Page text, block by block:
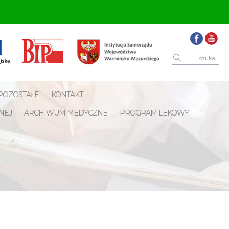
KONTAKT
ARCHIWUM MEDYCZNE PROGRAM LEKOWY